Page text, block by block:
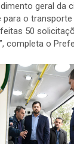
geral da
para o
50
completa o